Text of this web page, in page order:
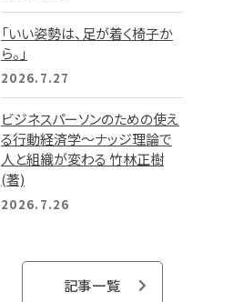
「いい姿勢は、足が着く椅子か
ら。」
2026.7.27
ビジネスパーソンのための使え
る行動経済学～ナッジ理論で
人と組織が変わる 竹林正樹
(著)
2026.7.26
記事一覧